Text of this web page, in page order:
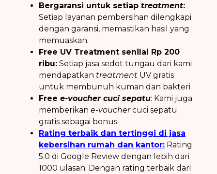
Bergaransi untuk setiap treatment:
Setiap layanan pembersihan dilengkapi
dengan garansi, memastikan hasil yang
memuaskan.
Free UV Treatment senilai Rp 200
ribu: Setiap jasa sedot tungau dari kami
mendapatkan treatment UV gratis
untuk membunuh kuman dan bakteri.
Free e-voucher cuci sepatu: Kami juga
memberikan e-vouchercuci sepatu
gratis sebagai bonus.
Rating terbaik dan tertinggi di jasa
kebersihan rumah dan kantor: Rating
5.0 di Google Review dengan lebih dari
1000 ulasan. Dengan rating terbaik dari